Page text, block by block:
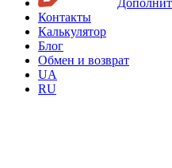
Контакты
Калькулятор
Блог
Обмен и возврат
UA
RU